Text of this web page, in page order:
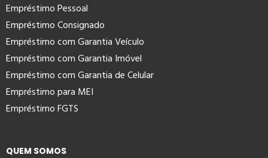
Empréstimo Pessoal
Empréstimo Consignado
Empréstimo com Garantia Veículo
Empréstimo com Garantia Imóvel
Empréstimo com Garantia de Celular
Empréstimo para MEI
Empréstimo FGTS
QUEM SOMOS